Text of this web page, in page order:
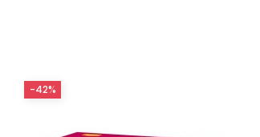
-42%